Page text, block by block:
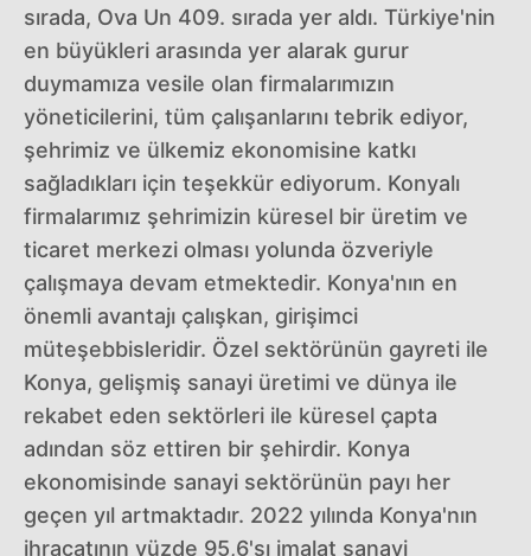
sırada, Ova Un 409. sırada yer aldı. Türkiye'nin
en büyükleri arasında yer alarak gurur
duymamıza vesile olan firmalarımızın
yöneticilerini, tüm çalışanlarını tebrik ediyor,
şehrimiz ve ülkemiz ekonomisine katkı
sağladıkları için teşekkür ediyorum. Konyalı
firmalarımız şehrimizin küresel bir üretim ve
ticaret merkezi olması yolunda özveriyle
çalışmaya devam etmektedir. Konya'nın en
önemli avantajı çalışkan, girişimci
müteşebbisleridir. Özel sektörünün gayreti ile
Konya, gelişmiş sanayi üretimi ve dünya ile
rekabet eden sektörleri ile küresel çapta
adından söz ettiren bir şehirdir. Konya
ekonomisinde sanayi sektörünün payı her
geçen yıl artmaktadır. 2022 yılında Konya'nın
ihracatının yüzde 95,6'sı imalat sanayi